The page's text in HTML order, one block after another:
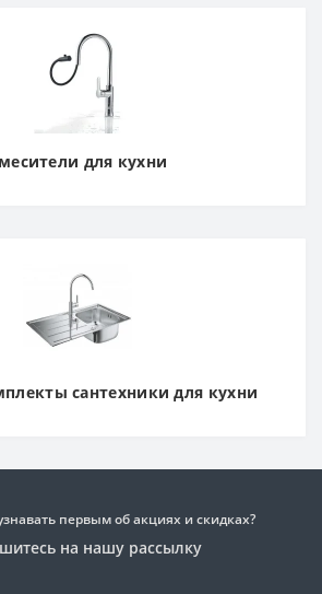
для кухни
сантехники для кухни
первым об акциях и скидках?
на нашу рассылку